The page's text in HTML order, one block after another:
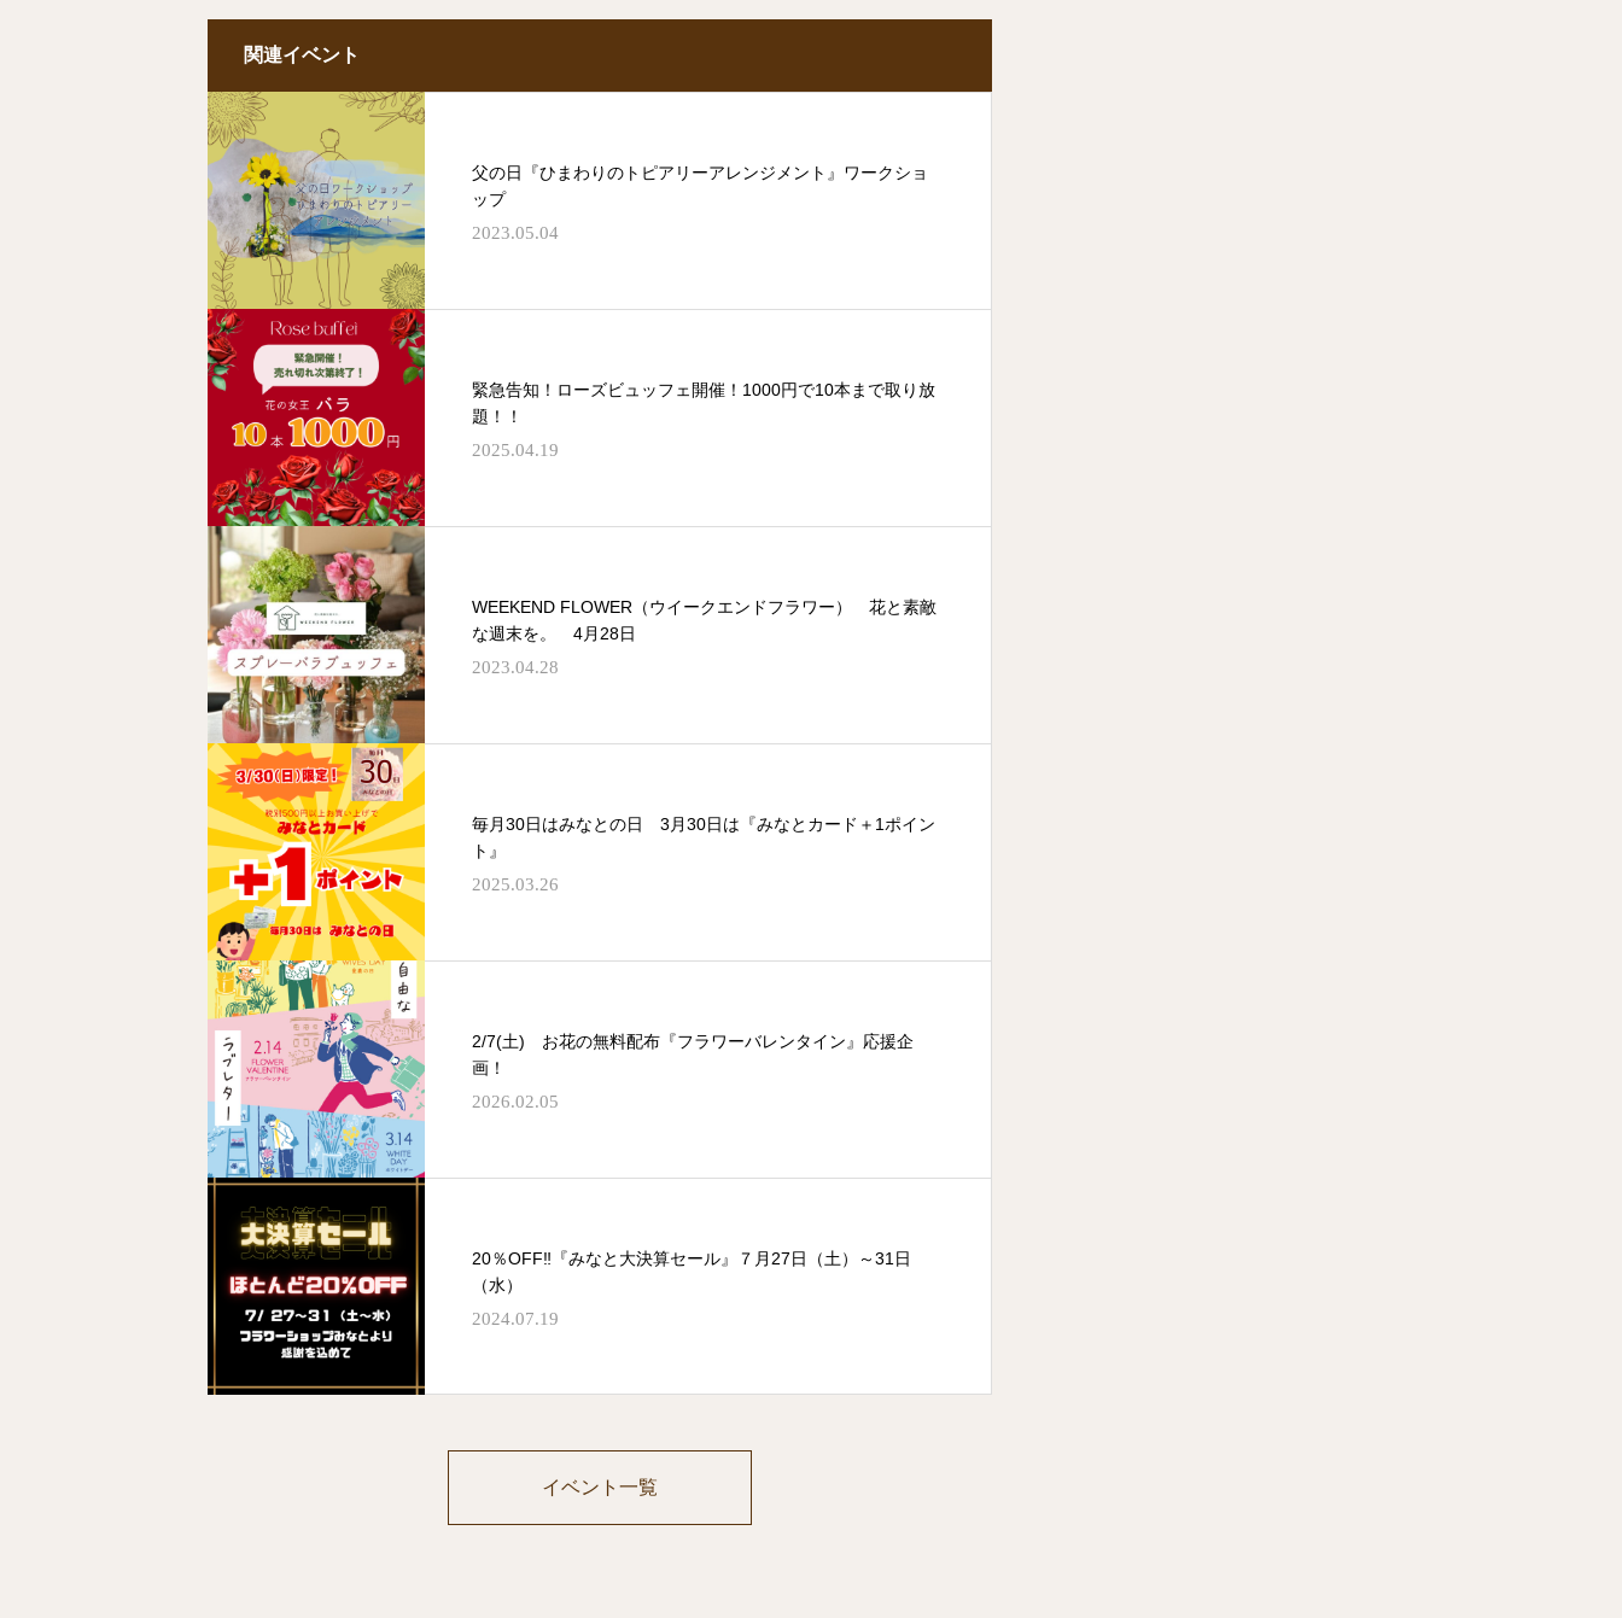
関連イベント
父の日『ひまわりのトピアリーアレンジメント』ワークショ
ップ
2023.05.04
緊急告知！ローズビュッフェ開催！1000円で10本まで取り放
題！！
2025.04.19
WEEKEND FLOWER（ウイークエンドフラワー） 花と素敵
な週末を。 4月28日
2023.04.28
毎月30日はみなとの日 3月30日は『みなとカード＋1ポイン
ト』
2025.03.26
2/7(土) お花の無料配布『フラワーバレンタイン』応援企
画！
2026.02.05
20％OFF‼『みなと大決算セール』７月27日（土）～31日
（水）
2024.07.19
イベント一覧